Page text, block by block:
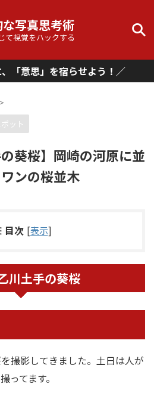
写真思考術
て視覚をハックする
「意思」を宿らせよう！／
>
ット
の葵桜】岡崎の河原に並
ンの桜並木
目次 [表示]
川土手の葵桜
撮影してきました。土日は人が
ってます。